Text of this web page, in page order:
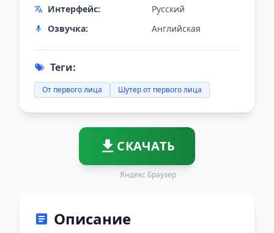
Интерфейс:
Русский
Озвучка:
Английская
Теги:
От первого лица Шутер от первого лица
СКАЧАТЬ
Яндекс Браузер
Описание